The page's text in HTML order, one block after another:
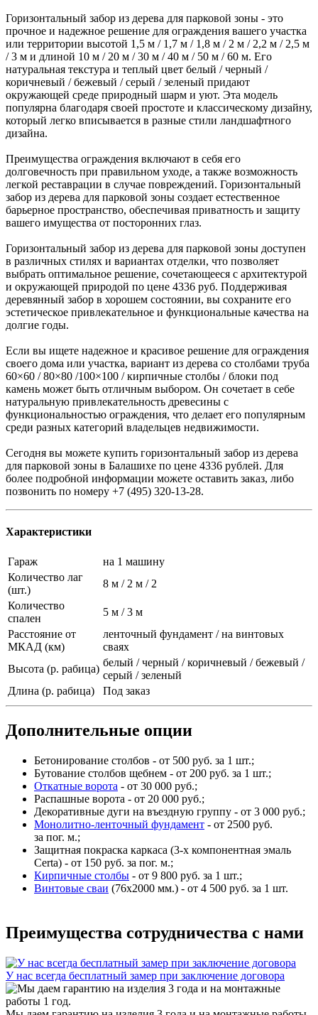
Горизонтальный забор из дерева для парковой зоны - это
прочное и надежное решение для ограждения вашего участка
или территории высотой 1,5 м / 1,7 м / 1,8 м / 2 м / 2,2 м / 2,5 м
/ 3 м и длиной 10 м / 20 м / 30 м / 40 м / 50 м / 60 м. Его
натуральная текстура и теплый цвет белый / черный /
коричневый / бежевый / серый / зеленый придают
окружающей среде природный шарм и уют. Эта модель
популярна благодаря своей простоте и классическому дизайну,
который легко вписывается в разные стили ландшафтного
дизайна.
Преимущества ограждения включают в себя его
долговечность при правильном уходе, а также возможность
легкой реставрации в случае повреждений. Горизонтальный
забор из дерева для парковой зоны создает естественное
барьерное пространство, обеспечивая приватность и защиту
вашего имущества от посторонних глаз.
Горизонтальный забор из дерева для парковой зоны доступен
в различных стилях и вариантах отделки, что позволяет
выбрать оптимальное решение, сочетающееся с архитектурой
и окружающей природой по цене 4336 руб. Поддерживая
деревянный забор в хорошем состоянии, вы сохраните его
эстетическое привлекательное и функциональные качества на
долгие годы.
Если вы ищете надежное и красивое решение для ограждения
своего дома или участка, вариант из дерева со столбами труба
60×60 / 80×80 /100×100 / кирпичные столбы / блоки под
камень может быть отличным выбором. Он сочетает в себе
натуральную привлекательность древесины с
функциональностью ограждения, что делает его популярным
среди разных категорий владельцев недвижимости.
Сегодня вы можете купить горизонтальный забор из дерева
для парковой зоны в Балашихе по цене 4336 рублей. Для
более подробной информации можете оставить заказ, либо
позвонить по номеру +7 (495) 320-13-28.
Характеристики
Гараж
на 1 машину
Количество лаг
(шт.)
8 м / 2 м / 2
Количество
спален
5 м / 3 м
Расстояние от
МКАД (км)
ленточный фундамент / на винтовых
сваях
Высота (р. рабица)
белый / черный / коричневый / бежевый /
серый / зеленый
Длина (р. рабица)
Под заказ
Дополнительные опции
Бетонирование столбов - от 500 руб. за 1 шт.;
Бутование столбов щебнем - от 200 руб. за 1 шт.;
Откатные ворота - от 30 000 руб.;
Распашные ворота - от 20 000 руб.;
Декоративные дуги на въездную группу - от 3 000 руб.;
Монолитно-ленточный фундамент - от 2500 руб.
за пог. м.;
Защитная покраска каркаса (3-х компонентная эмаль
Certa) - от 150 руб. за пог. м.;
Кирпичные столбы - от 9 800 руб. за 1 шт.;
Винтовые сваи (76x2000 мм.) - от 4 500 руб. за 1 шт.
Преимущества сотрудничества с нами
У нас всегда бесплатный замер при заключение договора